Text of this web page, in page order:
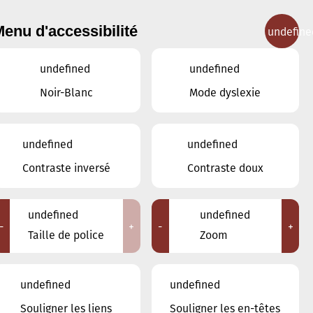
MUSICAL CONTACT
DÉCEMBRE
LUN MER VEN SAM
d'accessibilité
undefined
Noir-Blanc
undefined
Mode dyslexie
undefined
Contraste inversé
undefined
Contraste doux
-
undefined
Taille de police
+ -
undefined
Zoom
+
undefined
Souligner les liens
undefined
Souligner les en-têtes